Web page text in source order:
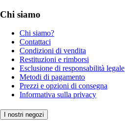
Chi siamo
Chi siamo?
Contattaci
Condizioni di vendita
Restituzioni e rimborsi
Esclusione di responsabilità legale
Metodi di pagamento
Prezzi e opzioni di consegna
Informativa sulla privacy
I nostri negozi